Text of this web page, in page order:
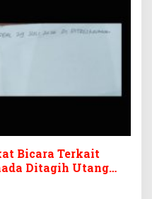
Bicara Terkait
Ditagih Utang